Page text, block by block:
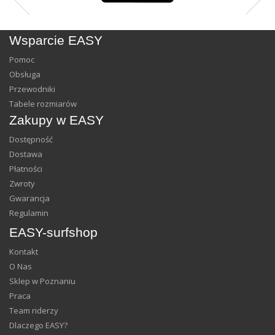
Wsparcie EASY
Pomoc
Obsługa
Przewodniki
Tabele rozmiarów
Zakupy w EASY
Dostępność
Dostawa
Płatności
Zwroty
Gwarancja
Regulamin
EASY-surfshop
Kontakt
O Nas
Sklep w Poznaniu
Praca
Team riderzy
Dlaczego EASY?